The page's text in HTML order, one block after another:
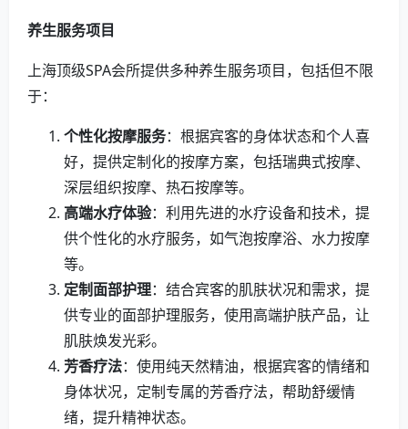
养生服务项目
上海顶级SPA会所提供多种养生服务项目，包括但不限
于：
个性化按摩服务：根据宾客的身体状态和个人喜
好，提供定制化的按摩方案，包括瑞典式按摩、
深层组织按摩、热石按摩等。
高端水疗体验：利用先进的水疗设备和技术，提
供个性化的水疗服务，如气泡按摩浴、水力按摩
等。
定制面部护理：结合宾客的肌肤状况和需求，提
供专业的面部护理服务，使用高端护肤产品，让
肌肤焕发光彩。
芳香疗法：使用纯天然精油，根据宾客的情绪和
身体状况，定制专属的芳香疗法，帮助舒缓情
绪，提升精神状态。